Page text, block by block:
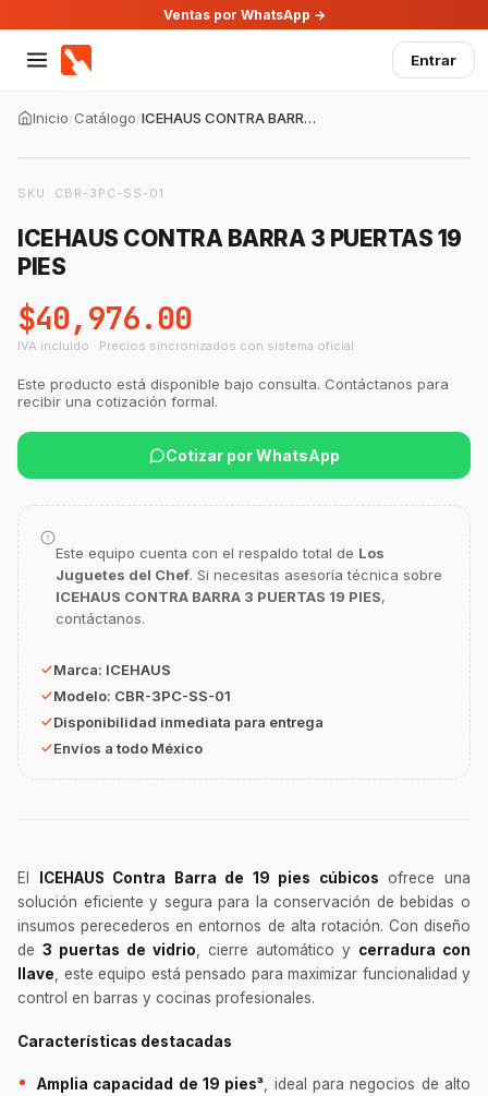
Ventas por WhatsApp →
Entrar
Inicio/Catálogo/ ICEHAUS CONTRA BARRA 3 PUERTAS 19 PIES
SKU: CBR-3PC-SS-01
ICEHAUS CONTRA BARRA 3 PUERTAS 19
PIES
$40,976.00
IVA incluido · Precios sincronizados con sistema oficial
Este producto está disponible bajo consulta. Contáctanos para
recibir una cotización formal.
Cotizar por WhatsApp
Este equipo cuenta con el respaldo total de Los
Juguetes del Chef. Si necesitas asesoría técnica sobre
ICEHAUS CONTRA BARRA 3 PUERTAS 19 PIES,
contáctanos.
Marca: ICEHAUS
Modelo: CBR-3PC-SS-01
Disponibilidad inmediata para entrega
Envíos a todo México
El ICEHAUS Contra Barra de 19 pies cúbicos ofrece una
solución eficiente y segura para la conservación de bebidas o
insumos perecederos en entornos de alta rotación. Con diseño
de 3 puertas de vidrio , cierre automático y cerradura con
llave , este equipo está pensado para maximizar funcionalidad y
control en barras y cocinas profesionales.
Características destacadas
Amplia capacidad de 19 pies³, ideal para negocios de alto
de cocina profesional de GastroArt.
Métodos de envío y entrega
Ver sucursales y contacto